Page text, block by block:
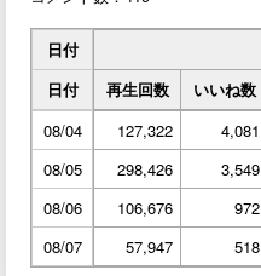
日付
日付
再生回数 いいね数
08/04
127,322 4,081
08/05
298,426 3,549
08/06
106,676 972
08/07
57,947 518